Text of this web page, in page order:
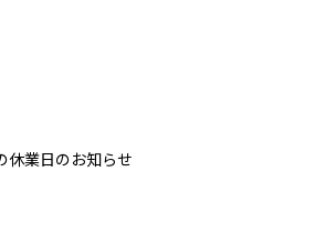
休業日のお知らせ